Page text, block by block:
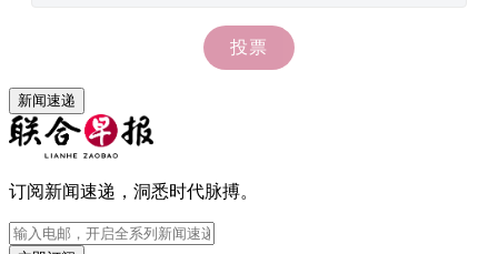
新闻速递
订阅新闻速递，洞悉时代脉搏。